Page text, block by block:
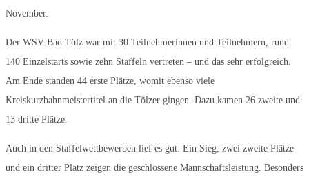
November.
Der WSV Bad Tölz war mit 30 Teilnehmerinnen und Teilnehmern, rund
140 Einzelstarts sowie zehn Staffeln vertreten – und das sehr erfolgreich.
Am Ende standen 44 erste Plätze, womit ebenso viele
Kreiskurzbahnmeistertitel an die Tölzer gingen. Dazu kamen 26 zweite und
13 dritte Plätze.
Auch in den Staffelwettbewerben lief es gut: Ein Sieg, zwei zweite Plätze
und ein dritter Platz zeigen die geschlossene Mannschaftsleistung. Besonders